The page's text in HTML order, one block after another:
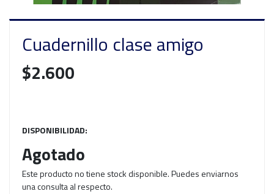
Cuadernillo clase amigo
$2.600
DISPONIBILIDAD:
Agotado
Este producto no tiene stock disponible. Puedes enviarnos
una consulta al respecto.